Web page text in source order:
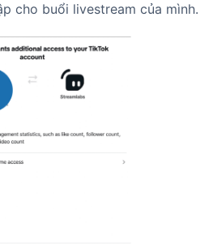
cho buổi livestream của mình.